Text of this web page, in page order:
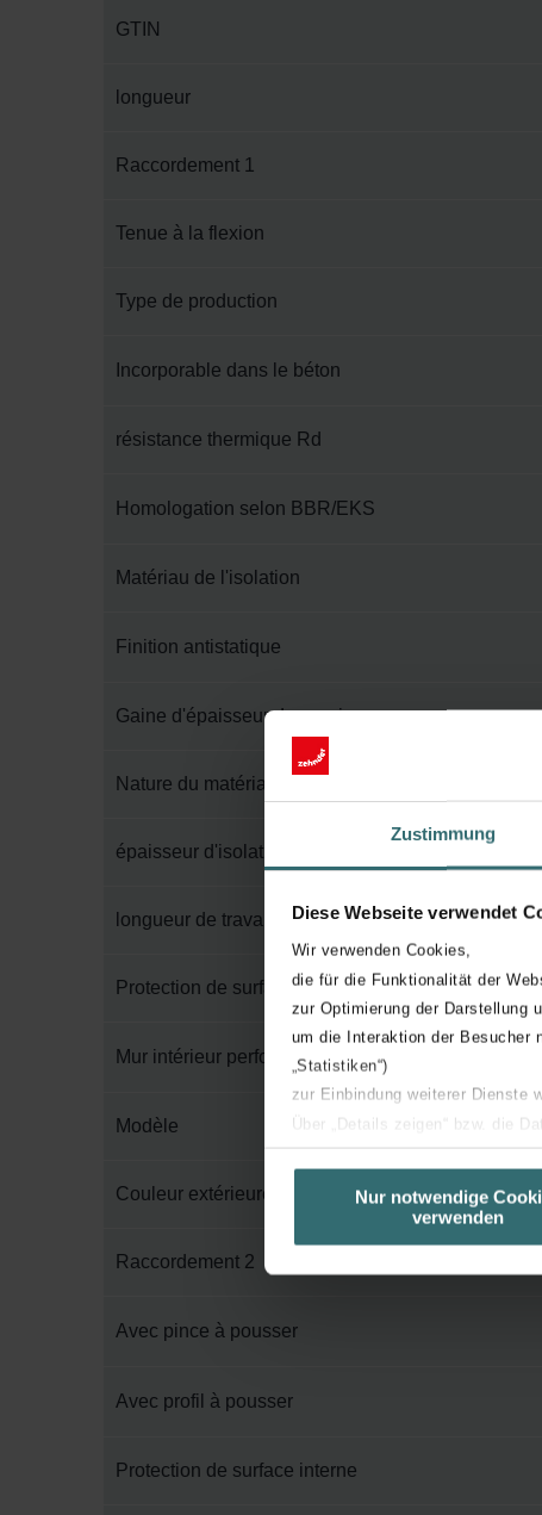
Zustimmung
Diese Webseite verwendet
Wir verwenden Cookies,
die für die Funktionalität der
zur Optimierung der Darstellung
um die Interaktion der Besucher
„Statistiken“)
zur Einbindung weiterer Dienste
Über „Details zeigen“ bzw. die
unserer Website verwenden,
basierend auf Ihren Interessen
Datenschutzerklärung widerrufen.
Zehnder Group AG: Data Privacy
Zehnder Group Czech
Zehnder Group Ibérica SAU:
Nur notwendige
verwenden
GTIN
longueur
Raccordement 1
Tenue à la flexion
Type de production
Incorporable dans le béton
résistance thermique Rd
Homologation selon BBR/EKS
Matériau de l'isolation
Finition antistatique
Gaine d'épaisseur de paroi
Nature du matériau du conduit
épaisseur d'isolation
longueur de travail
Protection de surface externe
Mur intérieur perforé
Modèle
Couleur extérieure
Raccordement 2
Avec pince à pousser
Avec profil à pousser
Protection de surface interne